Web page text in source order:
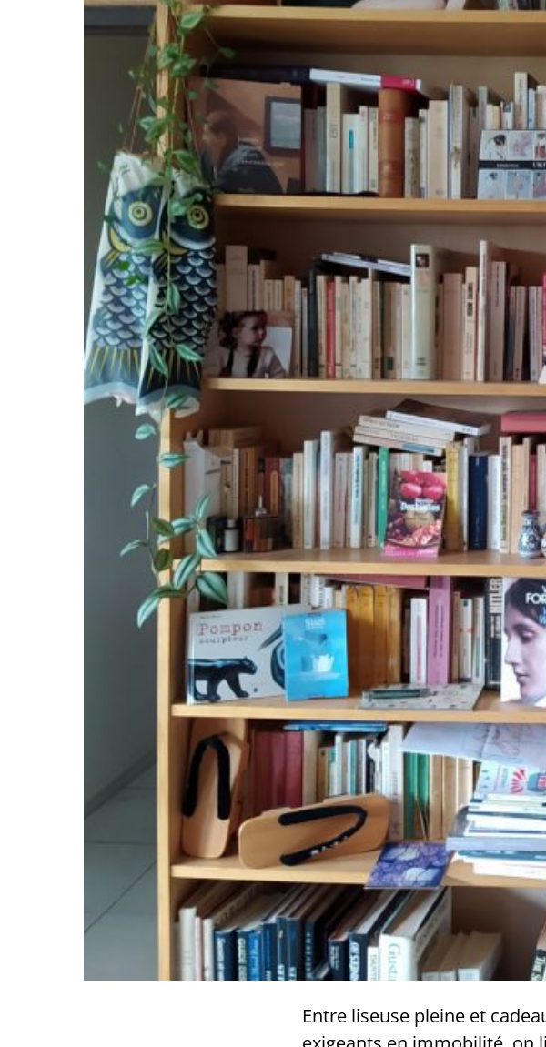
Entre liseuse pleine et